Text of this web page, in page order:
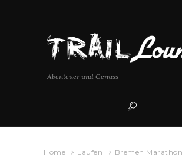
Abenteuer und Genuss
Home Laufen Bremen Marathon